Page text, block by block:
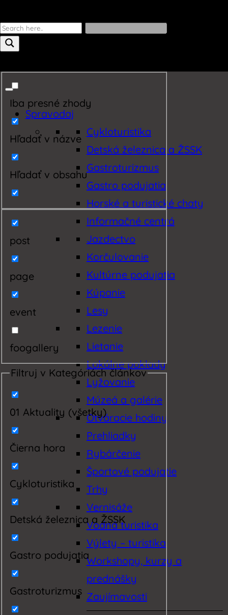
Iba presné zhody
Hľadať v názve
Hľadať v obsahu
post
page
event
foogallery
Filtruj v Kategóriách článkov
01 Aktuality (všetky)
Čierna hora
Cykloturistika
Detská železnica a ŽSSK
Gastro podujatia
Gastroturizmus
Spravodaj
Cykloturistika
Detská železnica a ŽSSK
Gastroturizmus
Gastro podujatia
Horské a turistické chaty
Informačné centrá
Jazdectvo
Korčulovanie
Kultúrne podujatia
Kúpanie
Lesy
Lezenie
Lietanie
Lokálne poklady
Lyžovanie
Múzeá a galérie
Otváracie hodiny
Prehliadky
Rybárčenie
Športové podujatie
Trhy
Vernisáže
Vodná turistika
Výlety – turistika
Workshopy, kurzy a
prednášky
Zaujímavosti